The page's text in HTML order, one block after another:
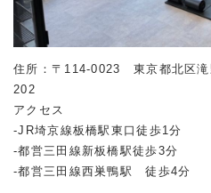
住所：〒114-0023 東京都北区滝
202
アクセス
-JR埼京線板橋駅東口徒歩1分
-都営三田線新板橋駅徒歩3分
-都営三田線西巣鴨駅 徒歩4分